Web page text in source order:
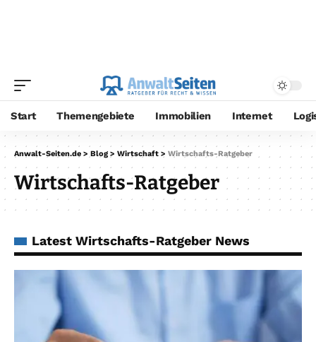
Start Themengebiete Immobilien Internet
Anwalt-Seiten.de > Blog > Wirtschaft > Wirtschafts-Ratgeber
Wirtschafts-Ratgeber
Latest Wirtschafts-Ratgeber News